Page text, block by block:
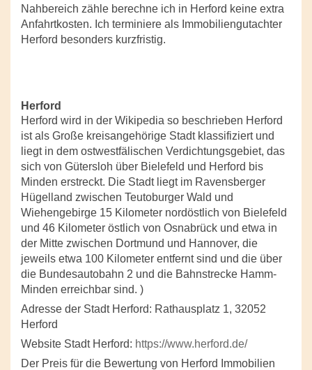
Nahbereich zähle berechne ich in Herford keine extra
Anfahrtkosten. Ich terminiere als Immobiliengutachter
Herford besonders kurzfristig.
Herford
Herford wird in der Wikipedia so beschrieben Herford
ist als Große kreisangehörige Stadt klassifiziert und
liegt in dem ostwestfälischen Verdichtungsgebiet, das
sich von Gütersloh über Bielefeld und Herford bis
Minden erstreckt. Die Stadt liegt im Ravensberger
Hügelland zwischen Teutoburger Wald und
Wiehengebirge 15 Kilometer nordöstlich von Bielefeld
und 46 Kilometer östlich von Osnabrück und etwa in
der Mitte zwischen Dortmund und Hannover, die
jeweils etwa 100 Kilometer entfernt sind und die über
die Bundesautobahn 2 und die Bahnstrecke Hamm-
Minden erreichbar sind. )
Adresse der Stadt Herford: Rathausplatz 1, 32052
Herford
Website Stadt Herford: https://www.herford.de/
Der Preis für die Bewertung von Herford Immobilien